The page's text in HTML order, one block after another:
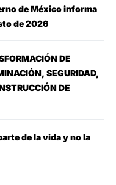
de México informa
de 2026
DE
SEGURIDAD,
DE
de la vida y no la